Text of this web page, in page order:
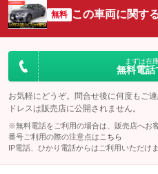
無料 この車両に関す
まずは在
無料電話
お気軽にどうぞ。問合せ後に何度もご
ドレスは販売店に公開されません。
※無料電話をご利用の場合は、販売店へお
番号ご利用の際の注意点は こちら
IP電話、ひかり電話からはご利用いただけま